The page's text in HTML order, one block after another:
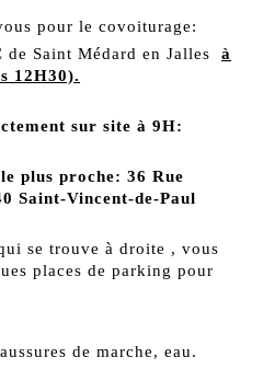
pour le covoiturage:
de Saint Médard en Jalles à
12H30).
sur site à 9H:
plus proche: 36 Rue
Saint-Vincent-de-Paul
se trouve à droite , vous
places de parking pour
de marche, eau.